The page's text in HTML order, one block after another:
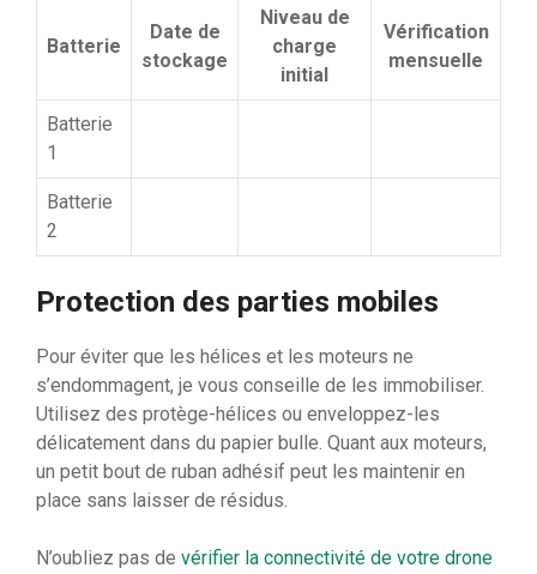
Batterie
Date de
stockage
Niveau de
charge
initial
Vérification
mensuelle
Batterie
1
Batterie
2
Protection des parties mobiles
Pour éviter que les hélices et les moteurs ne
s’endommagent, je vous conseille de les immobiliser.
Utilisez des protège-hélices ou enveloppez-les
délicatement dans du papier bulle. Quant aux moteurs,
un petit bout de ruban adhésif peut les maintenir en
place sans laisser de résidus.
N’oubliez pas de vérifier la connectivité de votre drone